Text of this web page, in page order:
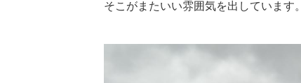
そこがまたいい雰囲気を出しています。